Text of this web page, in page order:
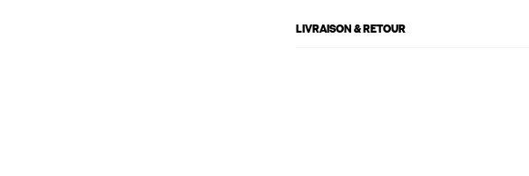
LIVRAISON & RETOUR